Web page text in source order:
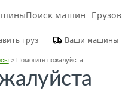
Поиск машин
груз Ваши машины
> Помогите пожалуйста